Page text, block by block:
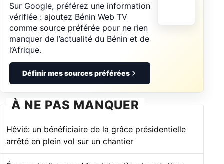
Sur Google, préférez une information
vérifiée : ajoutez Bénin Web TV
comme source préférée pour ne rien
manquer de l’actualité du Bénin et de
l’Afrique.
Définir mes sources préférées
À NE PAS MANQUER
Hêvié: un bénéficiaire de la grâce présidentielle
arrêté en plein vol sur un chantier